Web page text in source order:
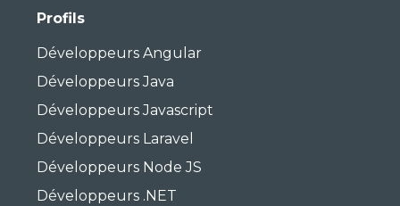
Profils
Développeurs Angular
Développeurs Java
Développeurs Javascript
Développeurs Laravel
Développeurs Node JS
Développeurs .NET